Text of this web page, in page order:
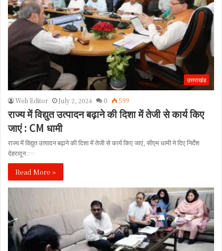
उत्तराखंड
Web Editor July 2, 2024 0 599
राज्य में विद्युत उत्पादन बढ़ाने की दिशा में तेजी से कार्य किए
जाएं : CM धामी
राज्य में विद्युत उत्पादन बढ़ाने की दिशा में तेजी से कार्य किए जाएं, सीएम धामी ने दिए निर्देश
देहरादून :…
Read More »